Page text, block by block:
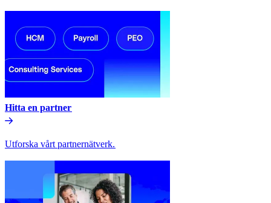
Hitta en partner​​
Utforska vårt partnernätverk.​​